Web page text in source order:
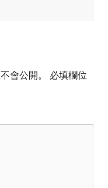
會公開。
必填欄位